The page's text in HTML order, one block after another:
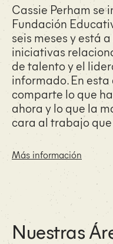
Cassie Perham se
Fundación
seis meses y está
iniciativas
de talento y el
informado. En
comparte lo que
ahora y lo que la
cara al trabajo
Más información
Nuestras